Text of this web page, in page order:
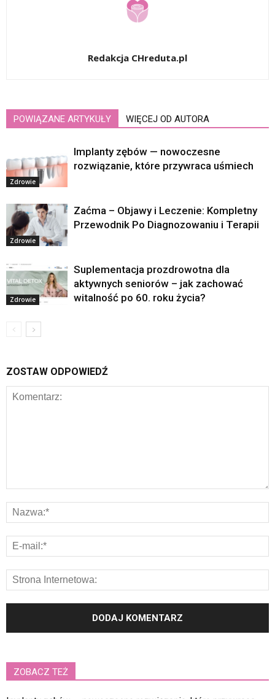
Redakcja CHreduta.pl
POWIĄZANE ARTYKUŁY WIĘCEJ OD AUTORA
Zdrowie
Implanty zębów — nowoczesne
rozwiązanie, które przywraca uśmiech
Zdrowie
Zaćma – Objawy i Leczenie: Kompletny
Przewodnik Po Diagnozowaniu i Terapii
Zdrowie
Suplementacja prozdrowotna dla
aktywnych seniorów – jak zachować
witalność po 60. roku życia?
ZOSTAW ODPOWIEDŹ
ZOBACZ TEŻ